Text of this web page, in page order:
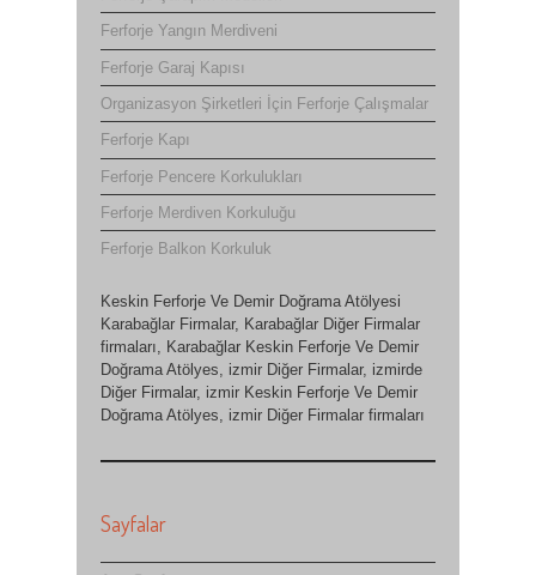
Ferforje Yangın Merdiveni
Ferforje Garaj Kapısı
Organizasyon Şirketleri İçin Ferforje Çalışmalar
Ferforje Kapı
Ferforje Pencere Korkulukları
Ferforje Merdiven Korkuluğu
Ferforje Balkon Korkuluk
Keskin Ferforje Ve Demir Doğrama Atölyesi
Karabağlar Firmalar, Karabağlar Diğer Firmalar
firmaları, Karabağlar Keskin Ferforje Ve Demir
Doğrama Atölyes, izmir Diğer Firmalar, izmirde
Diğer Firmalar, izmir Keskin Ferforje Ve Demir
Doğrama Atölyes, izmir Diğer Firmalar firmaları
Sayfalar